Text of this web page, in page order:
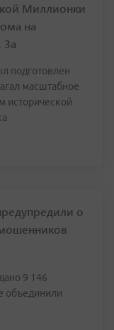
Миллионки
на
3а
подготовлен
масштабное
исторической
о
9 146
объединили